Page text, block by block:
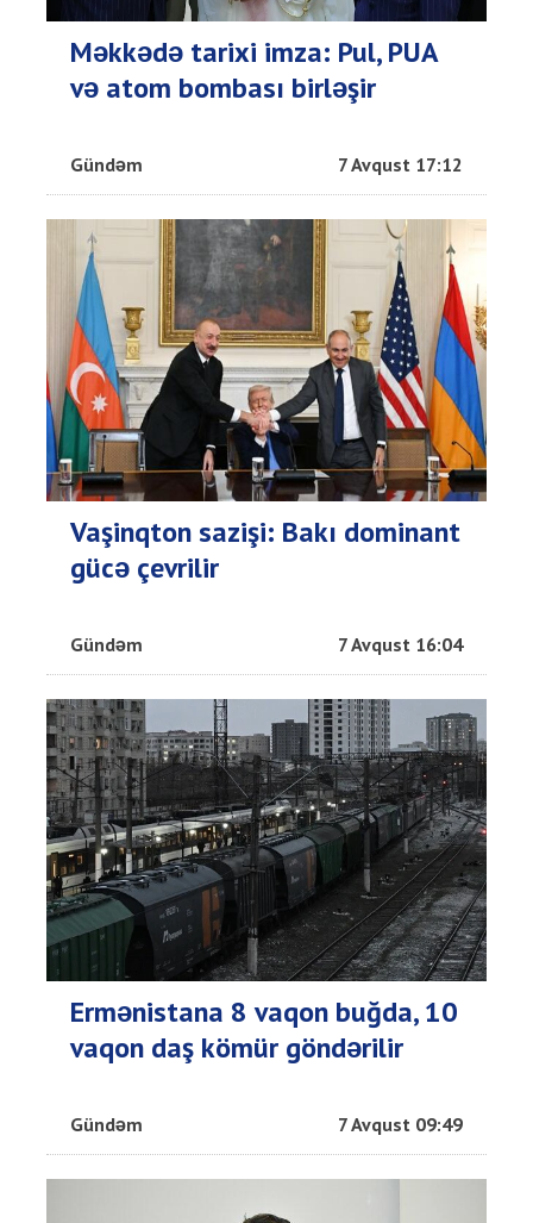
Məkkədə tarixi imza: Pul, PUA
və atom bombası birləşir
Gündəm 7 Avqust 17:12
Vaşinqton sazişi: Bakı dominant
gücə çevrilir
Gündəm 7 Avqust 16:04
Ermənistana 8 vaqon buğda, 10
vaqon daş kömür göndərilir
Gündəm 7 Avqust 09:49